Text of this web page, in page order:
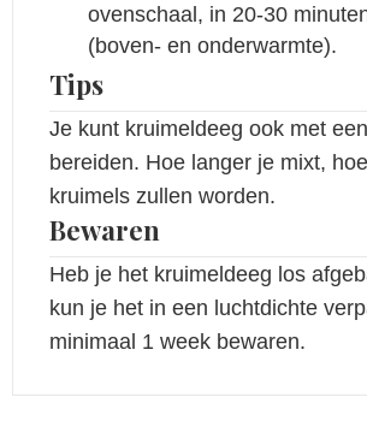
ovenschaal, in 20-30
(boven- en onderwarmte).
Tips
Je kunt kruimeldeeg ook met
bereiden. Hoe langer je mixt,
kruimels zullen worden.
Bewaren
Heb je het kruimeldeeg los
kun je het in een luchtdichte
minimaal 1 week bewaren.